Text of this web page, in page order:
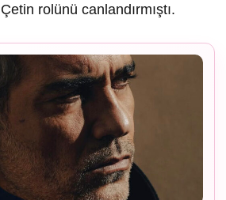
rolünü canlandırmıştı.